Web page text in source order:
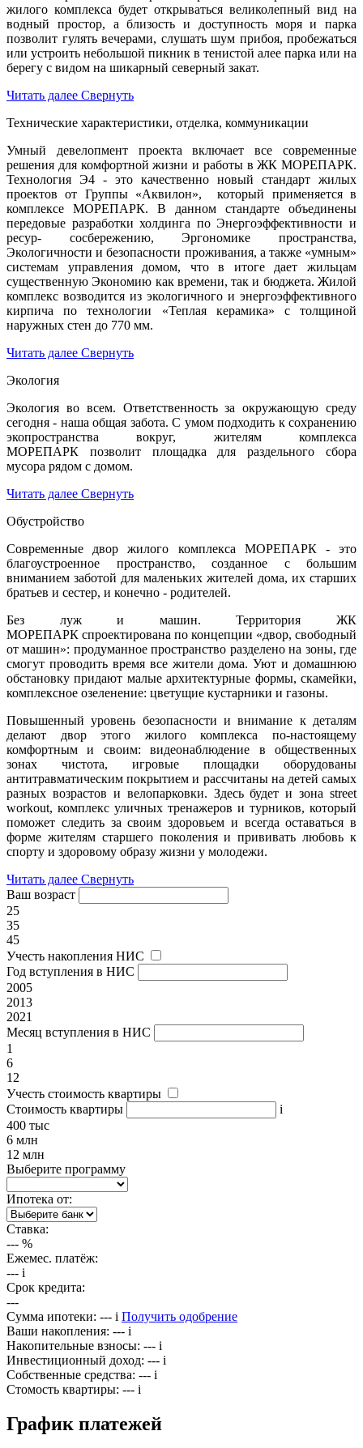
жилого комплекса будет открываться великолепный вид на
водный простор, а близость и доступность моря и парка
позволит гулять вечерами, слушать шум прибоя, пробежаться
или устроить небольшой пикник в тенистой алее парка или на
берегу с видом на шикарный северный закат.
Читать далее Свернуть
Технические характеристики, отделка, коммуникации
Умный девелопмент проекта включает все современные
решения для комфортной жизни и работы в ЖК МОРЕПАРК.
Технология Э4 - это качественно новый стандарт жилых
проектов от Группы «Аквилон», который применяется в
комплексе МОРЕПАРК. В данном стандарте объединены
передовые разработки холдинга по Энергоэффективности и
ресур- сосбережению, Эргономике пространства,
Экологичности и безопасности проживания, а также «умным»
системам управления домом, что в итоге дает жильцам
существенную Экономию как времени, так и бюджета. Жилой
комплекс возводится из экологичного и энергоэффективного
кирпича по технологии «Теплая керамика» с толщиной
наружных стен до 770 мм.
Читать далее Свернуть
Экология
Экология во всем. Ответственность за окружающую среду
сегодня - наша общая забота. С умом подходить к сохранению
экопространства вокруг, жителям комплекса
МОРЕПАРК позволит площадка для раздельного сбора
мусора рядом с домом.
Читать далее Свернуть
Обустройство
Современные двор жилого комплекса МОРЕПАРК - это
благоустроенное пространство, созданное с большим
вниманием заботой для маленьких жителей дома, их старших
братьев и сестер, и конечно - родителей.
Без луж и машин. Территория ЖК
МОРЕПАРК спроектирована по концепции «двор, свободный
от машин»: продуманное пространство разделено на зоны, где
смогут проводить время все жители дома. Уют и домашнюю
обстановку придают малые архитектурные формы, скамейки,
комплексное озеленение: цветущие кустарники и газоны.
Повышенный уровень безопасности и внимание к деталям
делают двор этого жилого комплекса по-настоящему
комфортным и своим: видеонаблюдение в общественных
зонах чистота, игровые площадки оборудованы
антитравматическим покрытием и рассчитаны на детей самых
разных возрастов и велопарковки. Здесь будет и зона street
workout, комплекс уличных тренажеров и турников, который
поможет следить за своим здоровьем и всегда оставаться в
форме жителям старшего поколения и прививать любовь к
спорту и здоровому образу жизни у молодежи.
Читать далее Свернуть
Ваш возраст
25
35
45
Учесть накопления НИС
Год вступления в НИС
2005
2013
2021
Месяц вступления в НИС
1
6
12
Учесть стоимость квартиры
Стоимость квартиры
i
400 тыс
6 млн
12 млн
Выберите программу
Ипотека от:
Ставка:
--- %
Ежемес. платёж:
--- i
Срок кредита:
---
Сумма ипотеки: --- i Получить одобрение
Ваши накопления: --- i
Накопительные взносы: --- i
Инвестиционный доход: --- i
Собственные средства: --- i
Стомость квартиры: --- i
График платежей